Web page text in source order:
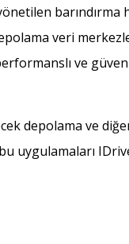
barındırma
veri
ve
depolama ve
uygulamaları